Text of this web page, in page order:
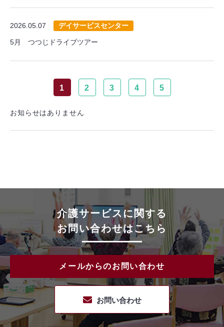
2026.05.07 デイサービスセンター
5月 つつじドライブツアー
1 2 3 4 5
お知らせはありません
介護サービスに関する
お問い合わせはこちら
メールからのお問い合わせ
お問い合わせ